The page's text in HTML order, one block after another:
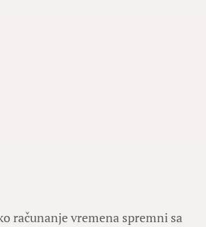
računanje vremena spremni sa